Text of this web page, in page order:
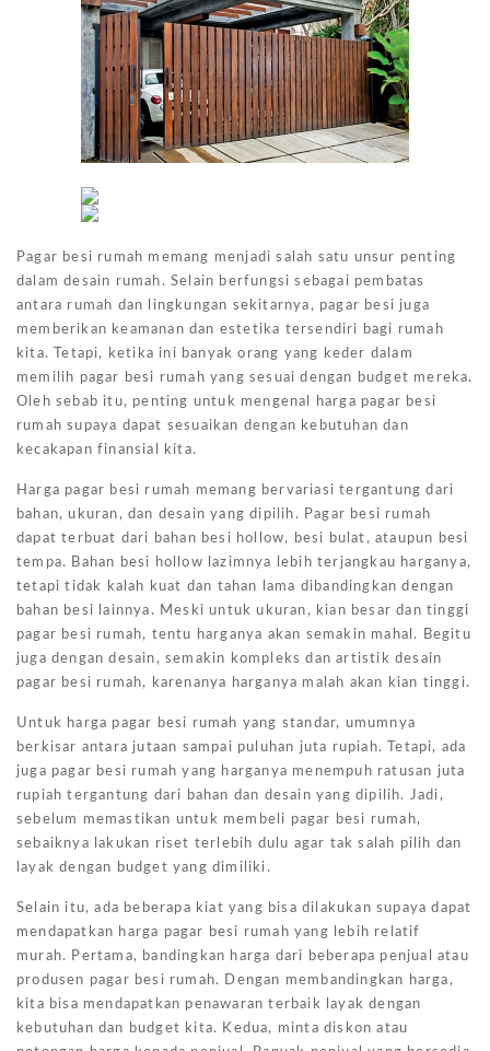
Pagar besi rumah memang menjadi salah satu unsur penting
dalam desain rumah. Selain berfungsi sebagai pembatas
antara rumah dan lingkungan sekitarnya, pagar besi juga
memberikan keamanan dan estetika tersendiri bagi rumah
kita. Tetapi, ketika ini banyak orang yang keder dalam
memilih pagar besi rumah yang sesuai dengan budget mereka.
Oleh sebab itu, penting untuk mengenal harga pagar besi
rumah supaya dapat sesuaikan dengan kebutuhan dan
kecakapan finansial kita.
Harga pagar besi rumah memang bervariasi tergantung dari
bahan, ukuran, dan desain yang dipilih. Pagar besi rumah
dapat terbuat dari bahan besi hollow, besi bulat, ataupun besi
tempa. Bahan besi hollow lazimnya lebih terjangkau harganya,
tetapi tidak kalah kuat dan tahan lama dibandingkan dengan
bahan besi lainnya. Meski untuk ukuran, kian besar dan tinggi
pagar besi rumah, tentu harganya akan semakin mahal. Begitu
juga dengan desain, semakin kompleks dan artistik desain
pagar besi rumah, karenanya harganya malah akan kian tinggi.
Untuk harga pagar besi rumah yang standar, umumnya
berkisar antara jutaan sampai puluhan juta rupiah. Tetapi, ada
juga pagar besi rumah yang harganya menempuh ratusan juta
rupiah tergantung dari bahan dan desain yang dipilih. Jadi,
sebelum memastikan untuk membeli pagar besi rumah,
sebaiknya lakukan riset terlebih dulu agar tak salah pilih dan
layak dengan budget yang dimiliki.
Selain itu, ada beberapa kiat yang bisa dilakukan supaya dapat
mendapatkan harga pagar besi rumah yang lebih relatif
murah. Pertama, bandingkan harga dari beberapa penjual atau
produsen pagar besi rumah. Dengan membandingkan harga,
kita bisa mendapatkan penawaran terbaik layak dengan
kebutuhan dan budget kita. Kedua, minta diskon atau